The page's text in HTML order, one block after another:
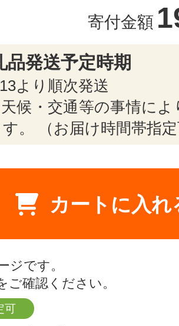
寄付金額
品発送予定時期
より順次発送
候・交通等の事情によ
。 （お届け時間帯指
カートに入れ
ジです。
ご確認ください。
可